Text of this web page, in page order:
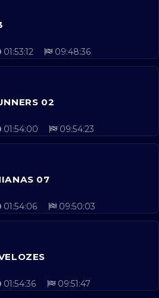
01:53:12 09:48:36
02
01:54:00 09:54:23
07
01:54:06 09:50:03
01:54:36 09:51:47